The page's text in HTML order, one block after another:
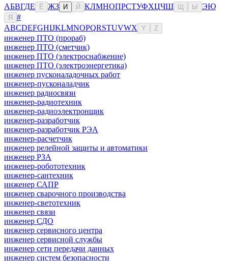
АБВГДЕ Ё ЖЗ И Й КЛМНОПРСТУФХЦЧШ Ы ЭЮ
Я
#
ABCDEFGHIJKLMNOPQRSTUVWX Y Z
инженер ПТО (прораб)
инженер ПТО (сметчик)
инженер ПТО (электроснабжение)
инженер ПТО (электроэнергетика)
инженер пусконаладочных работ
инженер-пусконаладчик
инженер радиосвязи
инженер-радиотехник
инженер-радиоэлектронщик
инженер-разработчик
инженер-разработчик РЭА
инженер-расчетчик
инженер релейной защиты и автоматики
инженер РЗА
инженер-робототехник
инженер-сантехник
инженер САПР
инженер сварочного производства
инженер-светотехник
инженер связи
инженер СДО
инженер сервисного центра
инженер сервисной службы
инженер сети передачи данных
инженер систем безопасности